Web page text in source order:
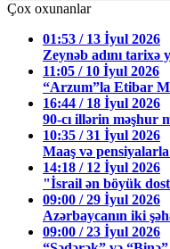
Çox oxunanlar
01:53 / 13 İyul 2026
Zeynəb adını tarixə
11:05 / 10 İyul 2026
“Arzum”la Etibar
16:44 / 18 İyul 2026
90-cı illərin məşhur
10:35 / 31 İyul 2026
Maaş və
14:18 / 12 İyul 2026
"İsrail ən böyük
09:00 / 29 İyul 2026
Azərbaycanın iki
09:00 / 23 İyul 2026